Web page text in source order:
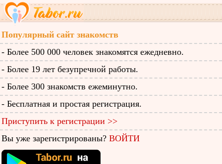
Популярный сайт знакомств
- Более 500 000 человек знакомятся ежедневно.
- Более 19 лет безупречной работы.
- Более 300 знакомств ежеминутно.
- Бесплатная и простая регистрация.
Приступить к регистрации >>
Вы уже зарегистрированы? ВОЙТИ